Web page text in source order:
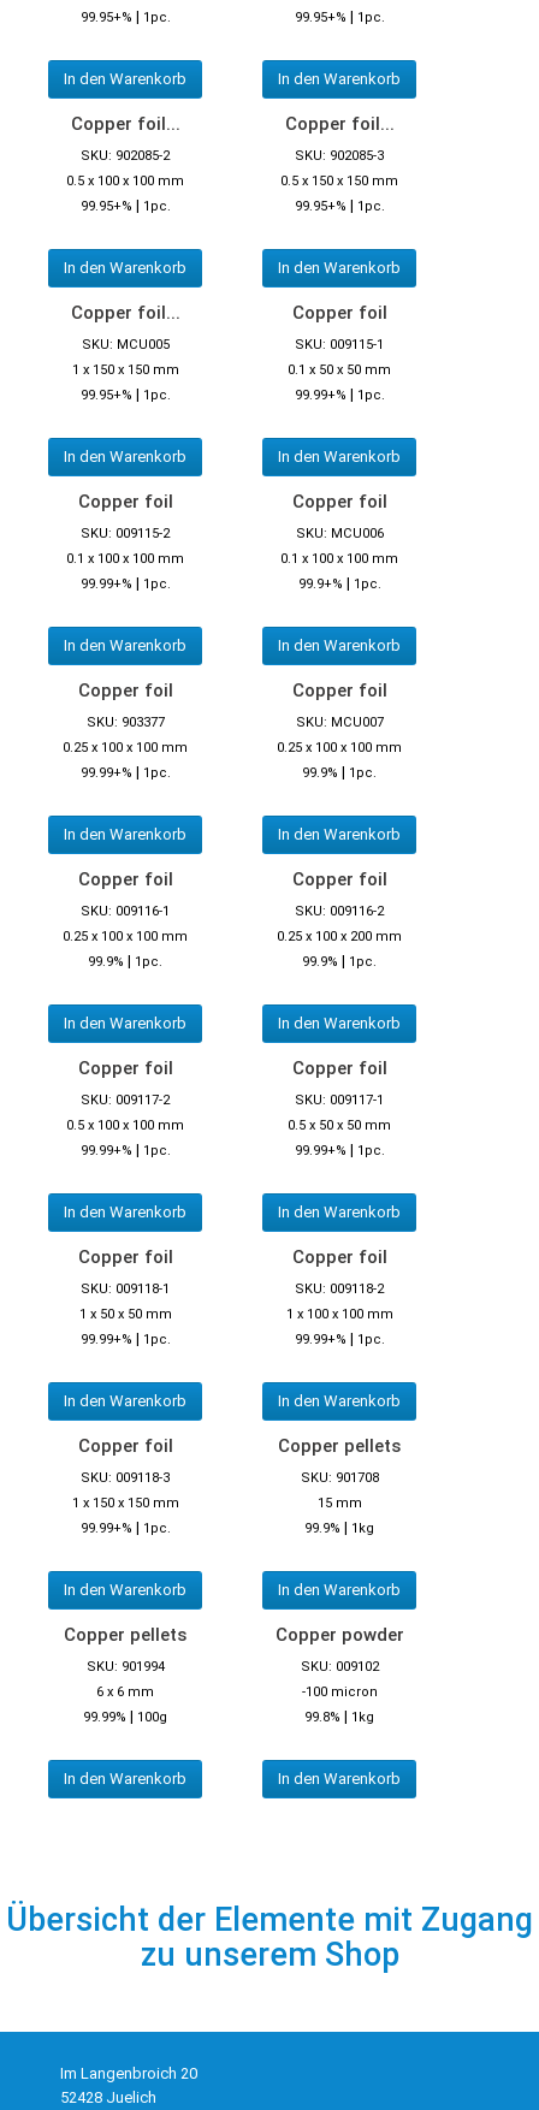
99.95+% | 1pc.
In den Warenkorb
99.95+% | 1pc.
In den Warenkorb
Copper foil...
SKU: 902085-2
0.5 x 100 x 100 mm
99.95+% | 1pc.
In den Warenkorb
Copper foil...
SKU: 902085-3
0.5 x 150 x 150 mm
99.95+% | 1pc.
In den Warenkorb
Copper foil...
SKU: MCU005
1 x 150 x 150 mm
99.95+% | 1pc.
In den Warenkorb
Copper foil
SKU: 009115-1
0.1 x 50 x 50 mm
99.99+% | 1pc.
In den Warenkorb
Copper foil
SKU: 009115-2
0.1 x 100 x 100 mm
99.99+% | 1pc.
In den Warenkorb
Copper foil
SKU: MCU006
0.1 x 100 x 100 mm
99.9+% | 1pc.
In den Warenkorb
Copper foil
SKU: 903377
0.25 x 100 x 100 mm
99.99+% | 1pc.
In den Warenkorb
Copper foil
SKU: MCU007
0.25 x 100 x 100 mm
99.9% | 1pc.
In den Warenkorb
Copper foil
SKU: 009116-1
0.25 x 100 x 100 mm
99.9% | 1pc.
In den Warenkorb
Copper foil
SKU: 009116-2
0.25 x 100 x 200 mm
99.9% | 1pc.
In den Warenkorb
Copper foil
SKU: 009117-2
0.5 x 100 x 100 mm
99.99+% | 1pc.
In den Warenkorb
Copper foil
SKU: 009117-1
0.5 x 50 x 50 mm
99.99+% | 1pc.
In den Warenkorb
Copper foil
SKU: 009118-1
1 x 50 x 50 mm
99.99+% | 1pc.
In den Warenkorb
Copper foil
SKU: 009118-2
1 x 100 x 100 mm
99.99+% | 1pc.
In den Warenkorb
Copper foil
SKU: 009118-3
1 x 150 x 150 mm
99.99+% | 1pc.
In den Warenkorb
Copper pellets
SKU: 901708
15 mm
99.9% | 1kg
In den Warenkorb
Copper pellets
SKU: 901994
6 x 6 mm
99.99% | 100g
In den Warenkorb
Copper powder
SKU: 009102
-100 micron
99.8% | 1kg
In den Warenkorb
Übersicht der Elemente mit Zugang
zu unserem Shop
Im Langenbroich 20
52428 Juelich